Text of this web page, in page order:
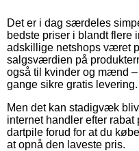
Det er i dag særdeles
bedste priser i blandt flere
adskillige netshops været
salgsværdien på
også til kvinder og mænd
gange sikre gratis levering.
Men det kan stadigvæk
internet handler efter rabat
dartpile forud for at du
at opnå den laveste pris.